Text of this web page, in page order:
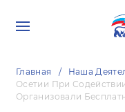
Главная Наша
Осетии При
Организовали